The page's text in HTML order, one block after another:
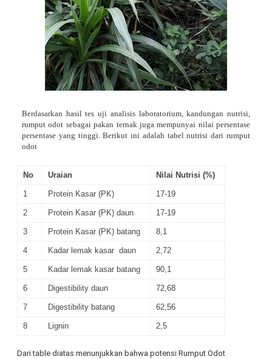
Berdasarkan hasil tes uji analisis laboratorium, kandungan nutrisi,
rumput odot sebagai pakan ternak juga mempunyai nilai persentase
persentase yang tinggi. Berikut ini adalah tabel nutrisi dari rumput
odot
No Uraian Nilai Nutrisi (%)
1 Protein Kasar (PK) 17-19
2 Protein Kasar (PK) daun 17-19
3 Protein Kasar (PK) batang 8,1
4 Kadar lemak kasar daun 2,72
5 Kadar lemak kasar batang 90,1
6 Digestibility daun 72,68
7 Digestibility batang 62,56
8 Lignin 2,5
Dari table diatas menunjukkan bahwa potensi Rumput Odot